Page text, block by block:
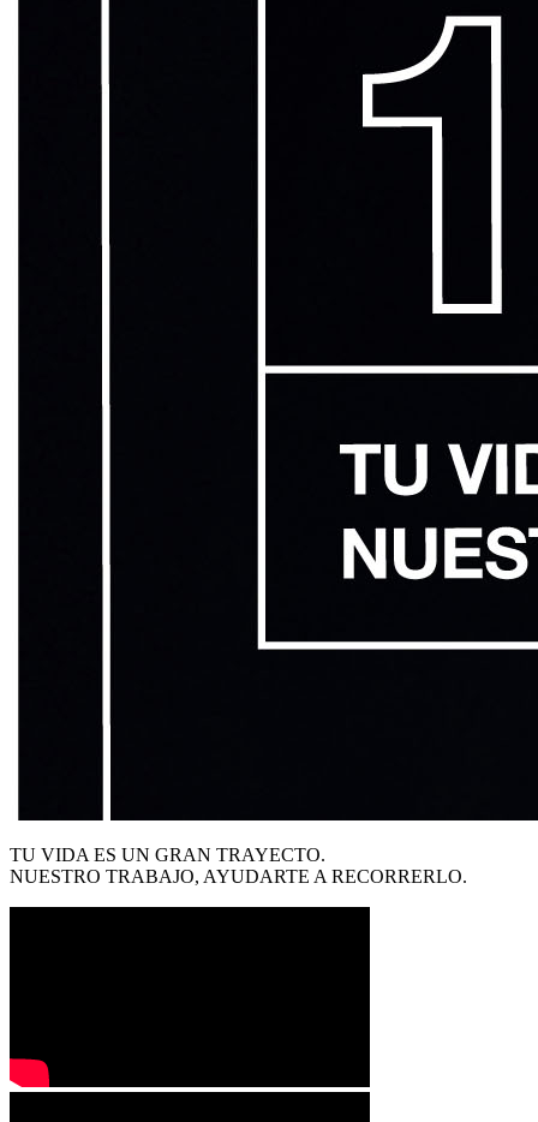
TU VIDA ES UN GRAN TRAYECTO.
NUESTRO TRABAJO, AYUDARTE A RECORRERLO.